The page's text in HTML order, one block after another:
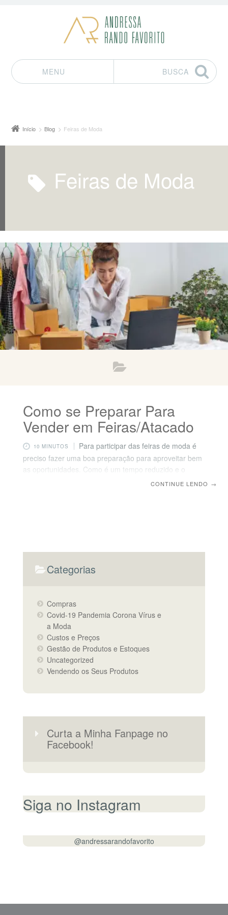
MENU
BUSCA
Início Blog Feiras de Moda
Feiras de Moda
Como se Preparar Para
Vender em Feiras/Atacado
10 MINUTOS
Para participar das feiras de moda é
preciso fazer uma boa preparação para aproveitar bem
as oportunidades. Como é um tempo reduzido e o
espaço é pequeno, é preciso selecionar as suasCONTINUE LENDO →
Categorias
Compras
Covid-19 Pandemia Corona Vírus e
a Moda
Custos e Preços
Gestão de Produtos e Estoques
Uncategorized
Vendendo os Seus Produtos
Curta a Minha Fanpage no
Facebook!
Siga no Instagram
@andressarandofavorito